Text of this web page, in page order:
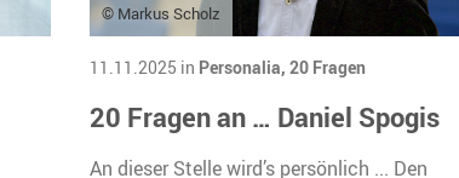
© Markus Scholz
11.11.2025 in Personalia, 20 Fragen
20 Fragen an … Daniel Spogis
An dieser Stelle wird’s persönlich ... Den